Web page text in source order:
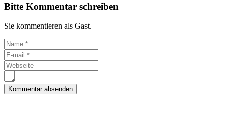
Bitte Kommentar schreiben
Sie kommentieren als Gast.